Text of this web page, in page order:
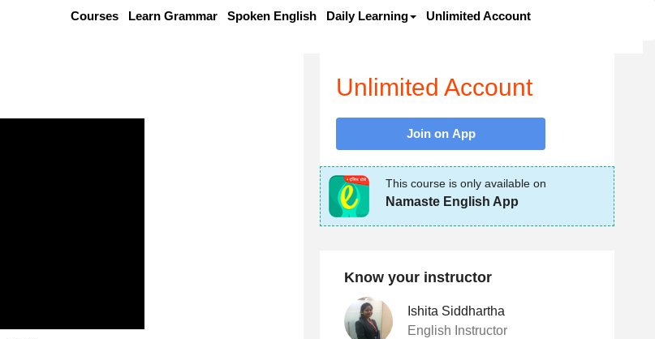
Courses Learn Grammar Spoken English Daily Learning Unlimited Account
Unlimited Account
Join on App
This course is only available on
Namaste English App
Know your instructor
Ishita Siddhartha
English Instructor